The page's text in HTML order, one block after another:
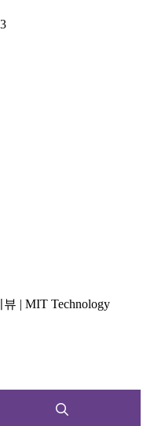
| MIT Technology